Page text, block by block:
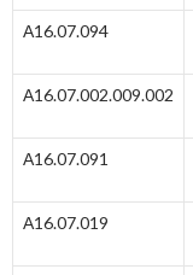
А16.07.094
А16.07.002.009.002
А16.07.091
А16.07.019